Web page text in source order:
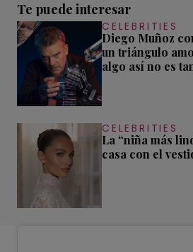
Te puede interesar
CELEBRITIES
Diego Muñoz
un triángulo
algo así no es
CELEBRITIES
La “niña más
casa con el